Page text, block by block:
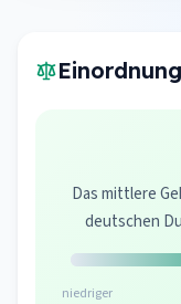
Das mittlere
deutschen
niedriger